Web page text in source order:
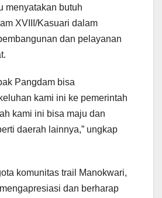
menyatakan butuh
XVIII/Kasuari dalam
dan pelayanan
Pangdam bisa
kami ini ke pemerintah
kami ini bisa maju dan
daerah lainnya,” ungkap
komunitas trail Manokwari,
dan berharap